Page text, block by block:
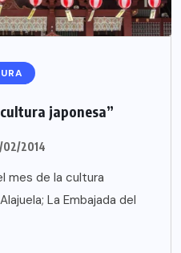
japonesa”
02/2014
mes de la cultura
La Embajada del